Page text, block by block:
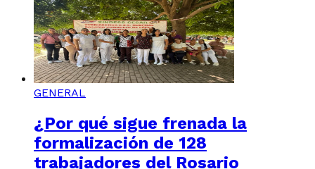
GENERAL
¿Por qué sigue frenada la
formalización de 128
trabajadores del Rosario